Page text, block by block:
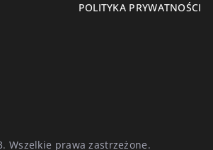
POLITYKA PRYWATNOŚCI
Wszelkie prawa zastrzeżone.